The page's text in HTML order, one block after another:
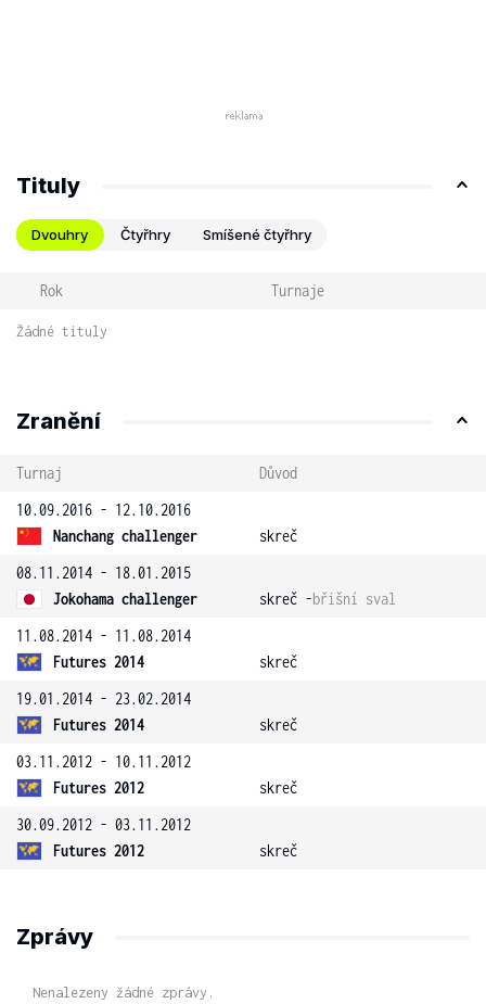
Tituly
Dvouhry Čtyřhry Smíšené čtyřhry
Rok Turnaje
Žádné tituly
Zranění
Turnaj
Důvod
10.09.2016 - 12.10.2016
Nanchang challenger
skreč
08.11.2014 - 18.01.2015
Jokohama challenger
skreč -břišní sval
11.08.2014 - 11.08.2014
Futures 2014
skreč
19.01.2014 - 23.02.2014
Futures 2014
skreč
03.11.2012 - 10.11.2012
Futures 2012
skreč
30.09.2012 - 03.11.2012
Futures 2012
skreč
Zprávy
Nenalezeny žádné zprávy.